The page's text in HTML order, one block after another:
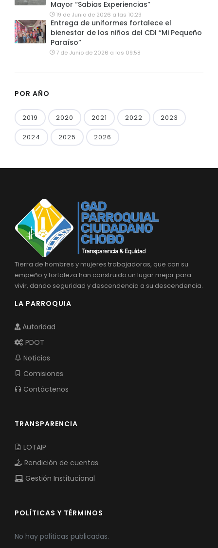
Mayor “Sabias Experiencias”
19 de Junio de 2026 a las 10:29
Entrega de uniformes fortalece el
bienestar de los niños del CDI “Mi Pequeño
Paraíso”
7 de Junio de 2026 a las 09:58
POR AÑO
2019 2020 2021 2022 2023
2024 2025 2026
Tierra de hombres y mujeres trabajadoras, que con su
empeño y fortaleza han construido un lugar mejor para
vivir, dando seguridad y descendencia a su descendencia.
LA PARROQUIA
Autoridad
PDOT
Noticias
Comisiones
Contáctenos
TRANSPARENCIA
LOTAIP
Rendición de cuentas
Gestión Institucional
POLÍTICAS Y TÉRMINOS
No hay políticas publicadas.